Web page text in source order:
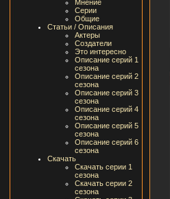
Мнение
Серии
Общие
Статьи / Описания
Актеры
Создатели
Это интересно
Описание серий 1
сезона
Описание серий 2
сезона
Описание серий 3
сезона
Описание серий 4
сезона
Описание серий 5
сезона
Описание серий 6
сезона
Скачать
Скачать серии 1
сезона
Скачать серии 2
сезона